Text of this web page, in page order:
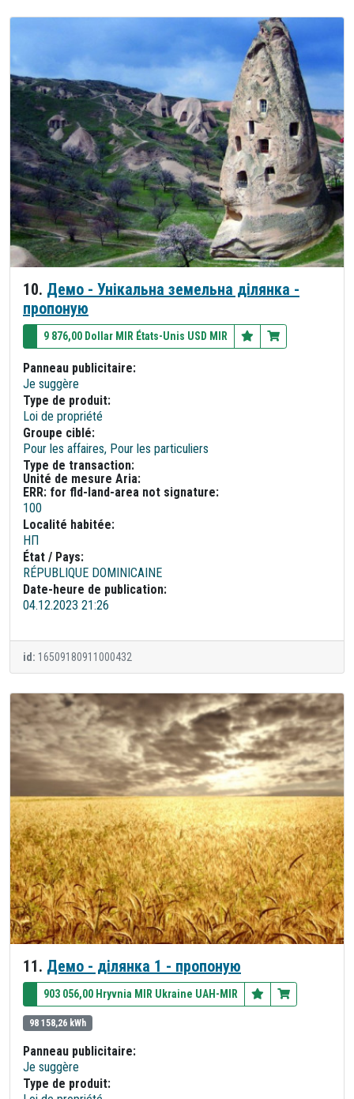
10. Демо - Унікальна земельна ділянка -
пропоную
9 876,00 Dollar MIR États-Unis USD MIR
Panneau publicitaire:
Je suggère
Type de produit:
Loi de propriété
Groupe ciblé:
Pour les affaires, Pour les particuliers
Type de transaction:
Unité de mesure Aria:
ERR: for fld-land-area not signature:
100
Localité habitée:
НП
État / Pays:
RÉPUBLIQUE DOMINICAINE
Date-heure de publication:
04.12.2023 21:26
id: 16509180911000432
11. Демо - ділянка 1 - пропоную
903 056,00 Hryvnia MIR Ukraine UAH-MIR
98 158,26 kWh
Panneau publicitaire:
Je suggère
Type de produit: